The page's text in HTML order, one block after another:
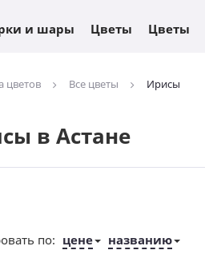
и шары Цветы Цветы
цветов Все цветы Ирисы
в Астане
по: цене
названию